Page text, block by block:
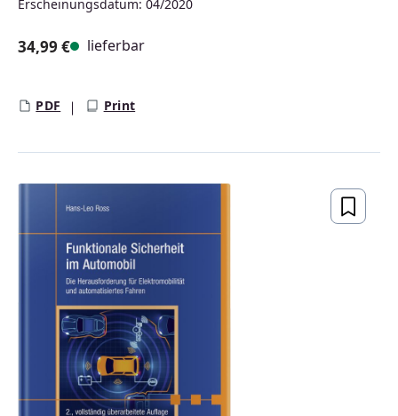
Erscheinungsdatum: 04/2020
34,99 € lieferbar
PDF Print